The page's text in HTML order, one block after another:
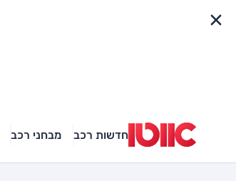
חדשות רכב מבחני רכב